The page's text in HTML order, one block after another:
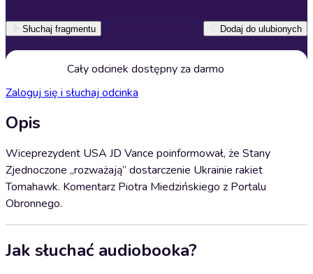
Słuchaj fragmentu Dodaj do ulubionych
Cały odcinek dostępny za darmo
Zaloguj się i słuchaj odcinka
Opis
Wiceprezydent USA JD Vance poinformował, że Stany
Zjednoczone „rozważają” dostarczenie Ukrainie rakiet
Tomahawk. Komentarz Piotra Miedzińskiego z Portalu
Obronnego.
Jak słuchać audiobooka?